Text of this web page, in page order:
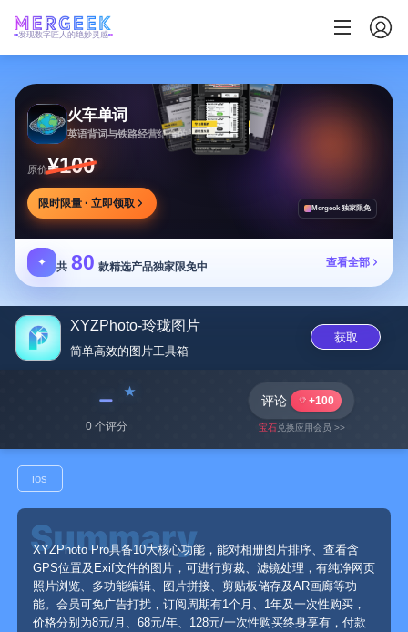
发现数字匠人的绝妙灵感
火车单词
英语背词与铁路经营结合的学习游戏，边玩边学
原价¥100
限时限量 · 立即领取 Mergeek 独家限免
✦ 共 80 款精选产品独家限免中 查看全部
XYZPhoto-玲珑图片
简单高效的图片工具‪箱‬
获取
﹣
0 个评分
评论 +100
宝石兑换应用会员 >>
ios
XYZPhoto Pro具备10大核心功能，能对相册图片排序、查看含
GPS位置及Exif文件的图片，可进行剪裁、滤镜处理，有纯净网页
照片浏览、多功能编辑、图片拼接、剪贴板储存及AR画廊等功
能。会员可免广告打扰，订阅周期有1个月、1年及一次性购买，
价格分别为8元/月、68元/年、128元/一次性购买终身享有，付款